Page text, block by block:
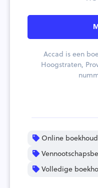
Accad is een
Hoogstraten,
Online
Volledige